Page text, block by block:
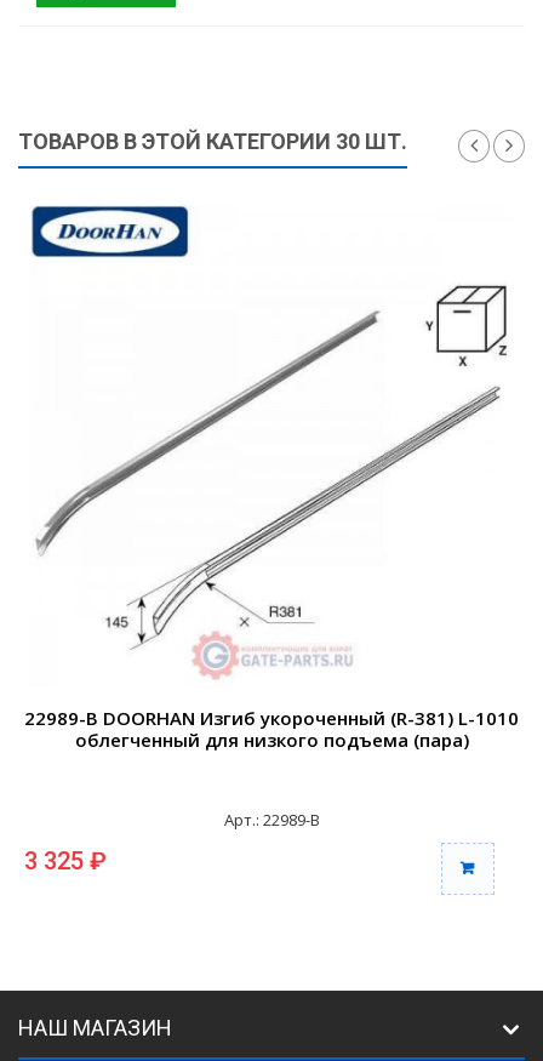
ТОВАРОВ В ЭТОЙ КАТЕГОРИИ 30 ШТ.
22989-B DOORHAN Изгиб укороченный (R-381) L-1010
облегченный для низкого подъема (пара)
Арт.: 22989-B
3 325 ₽
НАШ МАГАЗИН